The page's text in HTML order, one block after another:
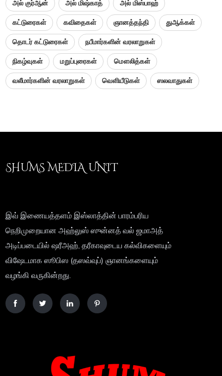
அல் குர்ஆன் அல் மிஷ்காத் அல் மிஸ்பாஹ்
கட்டுரைகள் கவிதைகள் ஞானத்தந்தி துஆக்கள்
தொடர் கட்டுரைகள் நபீமார்களின் வரலாறுகள்
நிகழ்வுகள் மறுப்புரைகள் மௌலித்கள்
வலீமார்களின் வரலாறுகள் வெளியீடுகள் ஸலவாதுகள்
SHUMS MEDIA UNIT
இவ் இணையத்தளம் இஸ்லாத்தின் பாரம்பரிய
நெறிமுறையான அஹ்லுஸ் ஸுன்னத் வல் ஜமாஅத்
அடிப்படையில் ஷரீஅஹ், தரீகாவுடைய கல்விகளையும்
விஷேடமாக ஸூபிஸ (தஸவ்வுப்) ஞானங்களையும்
வழங்கி வருகின்றது.